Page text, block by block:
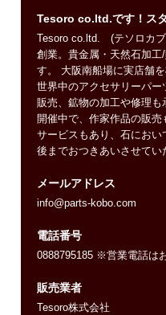
Tesoro co.ltd.です！ス
Tesoro co.ltd. (テソロカ
創業。貴金属・天然石加工
す。 大阪南船場に実店舗
世界中のアクセサリーパ
販売、鉱物の加工や修理
開催中で、作家作品の販
サービスもあり、石にお
後までおつきあいさせてい
メールアドレス
info@parts-kobo.com
電話番号
0888795185 ※営業電話は
販売業者
Tesoro株式会社